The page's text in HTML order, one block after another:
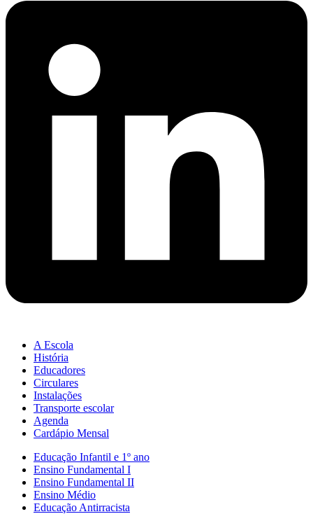
A Escola
História
Educadores
Circulares
Instalações
Transporte escolar
Agenda
Cardápio Mensal
Educação Infantil e 1º ano
Ensino Fundamental I
Ensino Fundamental II
Ensino Médio
Educação Antirracista